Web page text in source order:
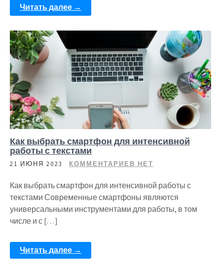
Читать далее →
Как выбрать смартфон для интенсивной
работы с текстами
21 ИЮНЯ 2023 КОММЕНТАРИЕВ НЕТ
Как выбрать смартфон для интенсивной работы с
текстами Современные смартфоны являются
универсальными инструментами для работы, в том
числе и с […]
Читать далее →